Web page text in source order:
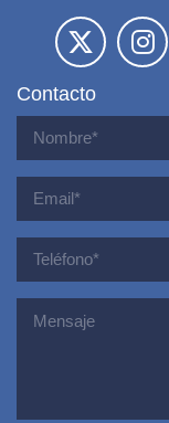
Contacto